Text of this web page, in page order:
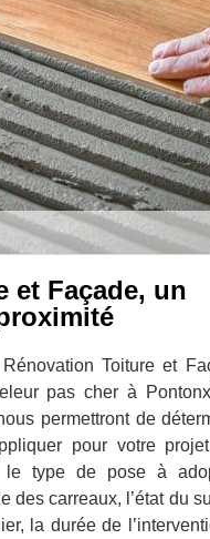
et Façade, un
Toiture et
pas cher à
permettront de
pour votre
le type de pose à
des carreaux, l’état du
la durée de